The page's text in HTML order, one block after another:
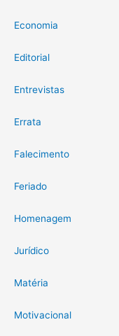
Economia
Editorial
Entrevistas
Errata
Falecimento
Feriado
Homenagem
Jurídico
Matéria
Motivacional